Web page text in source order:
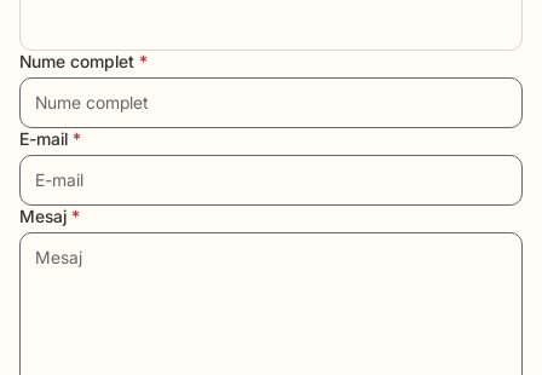
Nume complet *
E-mail *
Mesaj *